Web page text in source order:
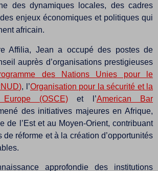
des dynamiques locales, des cadres
enjeux économiques et politiques qui
africain.
Affilia, Jean a occupé des postes de
auprès d’organisations prestigieuses
des Nations Unies pour le
, l’Organisation pour la sécurité et la
(OSCE) et l’American Bar
des initiatives majeures en Afrique,
de l’Est et au Moyen-Orient, contribuant
de réforme et à la création d’opportunités
approfondie des institutions